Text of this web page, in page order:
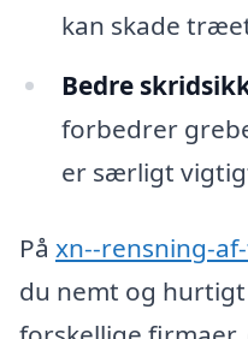
kan skade
Bedre
forbedrer
er særligt
På xn--rensning-
du nemt og